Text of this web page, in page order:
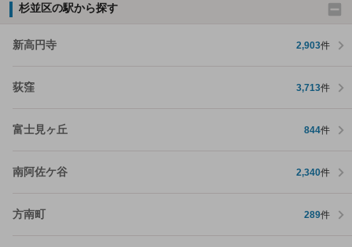
杉並区の駅から探す
新高円寺 2,903件
荻窪 3,713件
富士見ヶ丘 844件
南阿佐ケ谷 2,340件
方南町 289件